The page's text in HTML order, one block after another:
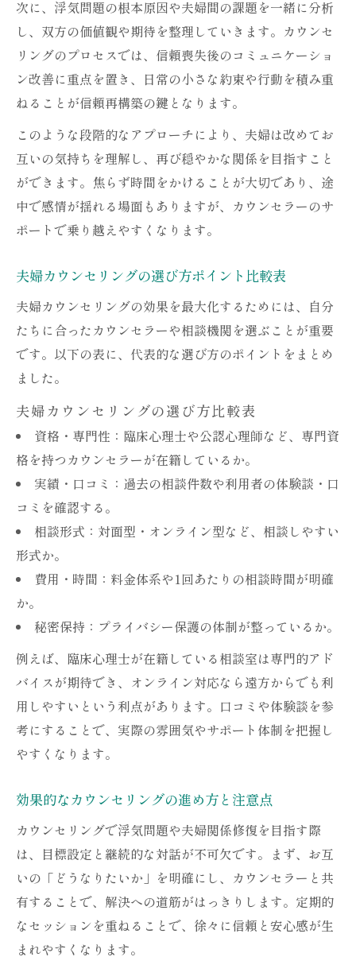
次に、浮気問題の根本原因や夫婦間の課題を一緒に分析
し、双方の価値観や期待を整理していきます。カウンセ
リングのプロセスでは、信頼喪失後のコミュニケーショ
ン改善に重点を置き、日常の小さな約束や行動を積み重
ねることが信頼再構築の鍵となります。
このような段階的なアプローチにより、夫婦は改めてお
互いの気持ちを理解し、再び穏やかな関係を目指すこと
ができます。焦らず時間をかけることが大切であり、途
中で感情が揺れる場面もありますが、カウンセラーのサ
ポートで乗り越えやすくなります。
夫婦カウンセリングの選び方ポイント比較表
夫婦カウンセリングの効果を最大化するためには、自分
たちに合ったカウンセラーや相談機関を選ぶことが重要
です。以下の表に、代表的な選び方のポイントをまとめ
ました。
夫婦カウンセリングの選び方比較表
資格・専門性：臨床心理士や公認心理師など、専門資
格を持つカウンセラーが在籍しているか。
実績・口コミ：過去の相談件数や利用者の体験談・口
コミを確認する。
相談形式：対面型・オンライン型など、相談しやすい
形式か。
費用・時間：料金体系や1回あたりの相談時間が明確
か。
秘密保持：プライバシー保護の体制が整っているか。
例えば、臨床心理士が在籍している相談室は専門的アド
バイスが期待でき、オンライン対応なら遠方からでも利
用しやすいという利点があります。口コミや体験談を参
考にすることで、実際の雰囲気やサポート体制を把握し
やすくなります。
効果的なカウンセリングの進め方と注意点
カウンセリングで浮気問題や夫婦関係修復を目指す際
は、目標設定と継続的な対話が不可欠です。まず、お互
いの「どうなりたいか」を明確にし、カウンセラーと共
有することで、解決への道筋がはっきりします。定期的
なセッションを重ねることで、徐々に信頼と安心感が生
まれやすくなります。